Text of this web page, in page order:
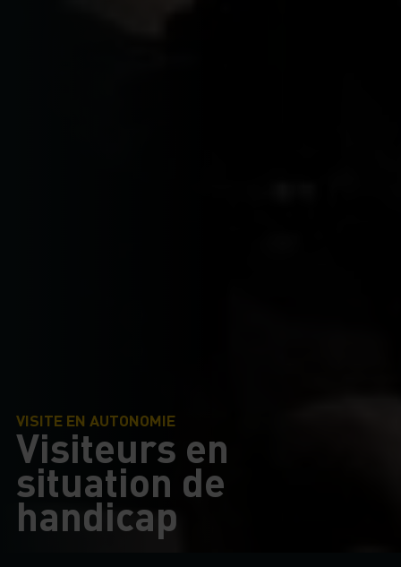
VISITE EN AUTONOMIE
Visiteurs en
situation de
handicap